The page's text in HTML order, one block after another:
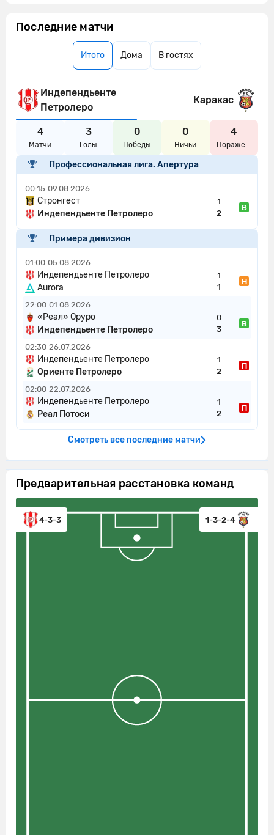
Последние матчи
Итого Дома В гостях
Индепендьенте
Петролеро
Каракас
4
Матчи
3
Голы
0
Победы
0
Ничьи
4
Пораже...
Профессиональная лига. Апертура
00:15 09.08.2026
Стронгест
Индепендьенте Петролеро
1
2
В
Примера дивизион
01:00 05.08.2026
Индепендьенте Петролеро
Aurora
1
1
Н
22:00 01.08.2026
«Реал» Оруро
Индепендьенте Петролеро
0
3
В
02:30 26.07.2026
Индепендьенте Петролеро
Ориенте Петролеро
1
2
П
02:00 22.07.2026
Индепендьенте Петролеро
Реал Потоси
1
2
П
Смотреть все последние матчи
Предварительная расстановка команд
4-3-3 1-3-2-4